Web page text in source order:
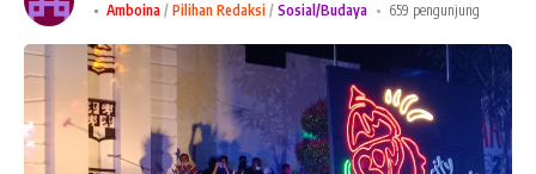
Amboina
Pilihan Redaksi Sosial/Budaya 659 pengunjung